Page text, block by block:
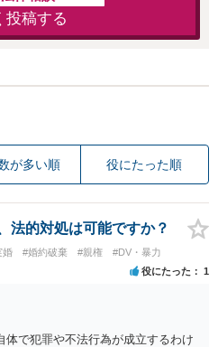
投稿する
が多い順 役にたった順
法的対処は可能ですか？
婚 #婚約破棄 #親権 #DV・暴力
役にたった 1
で犯罪や不法行為が成立するわけ